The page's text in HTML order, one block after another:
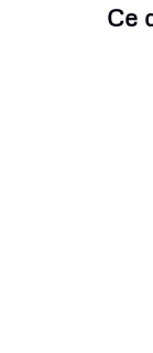
Ce